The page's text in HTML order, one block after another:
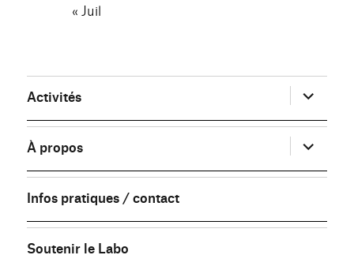
« Juil
Activités ouvrir
le
sous-
menu
À propos
ouvrir
le
sous-
menu
Infos pratiques / contact
Soutenir le Labo